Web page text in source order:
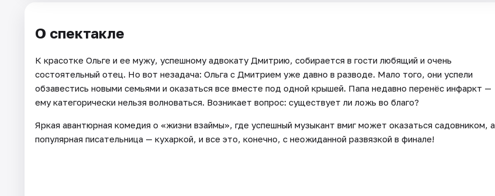
О спектакле
К красотке Ольге и ее мужу, успешному адвокату Дмитрию, собирается в гости любящий и очень
состоятельный отец. Но вот незадача: Ольга с Дмитрием уже давно в разводе. Мало того, они успели
обзавестись новыми семьями и оказаться все вместе под одной крышей. Папа недавно перенёс инфаркт —
ему категорически нельзя волноваться. Возникает вопрос: существует ли ложь во благо?
Яркая авантюрная комедия о «жизни взаймы», где успешный музыкант вмиг может оказаться садовником, а
популярная писательница — кухаркой, и все это, конечно, с неожиданной развязкой в финале!